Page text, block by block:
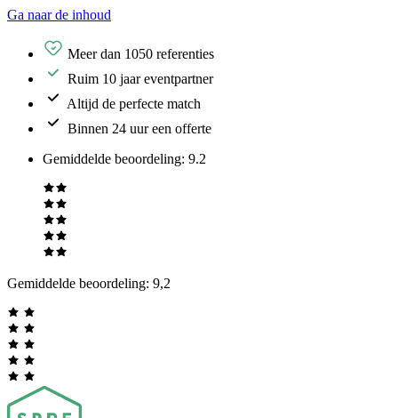
Ga naar de inhoud
Meer dan 1050 referenties
Ruim 10 jaar eventpartner
Altijd de perfecte match
Binnen 24 uur een offerte
Gemiddelde beoordeling: 9.2
Gemiddelde beoordeling: 9,2